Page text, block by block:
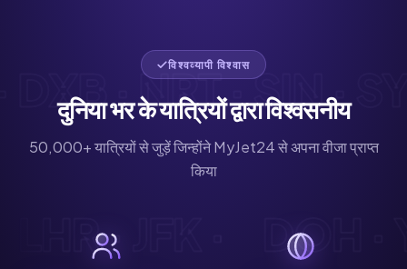
· NRT · SIN ·
· LHR · JFK ·
विश्वव्यापी विश्वास
दुनिया भर के यात्रियों द्वारा विश्वसनीय
50,000+ यात्रियों से जुड़ें जिन्होंने MyJet24 से अपना वीजा प्राप्त
किया